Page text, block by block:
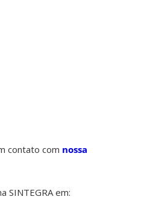
contato com nossa
SINTEGRA em: